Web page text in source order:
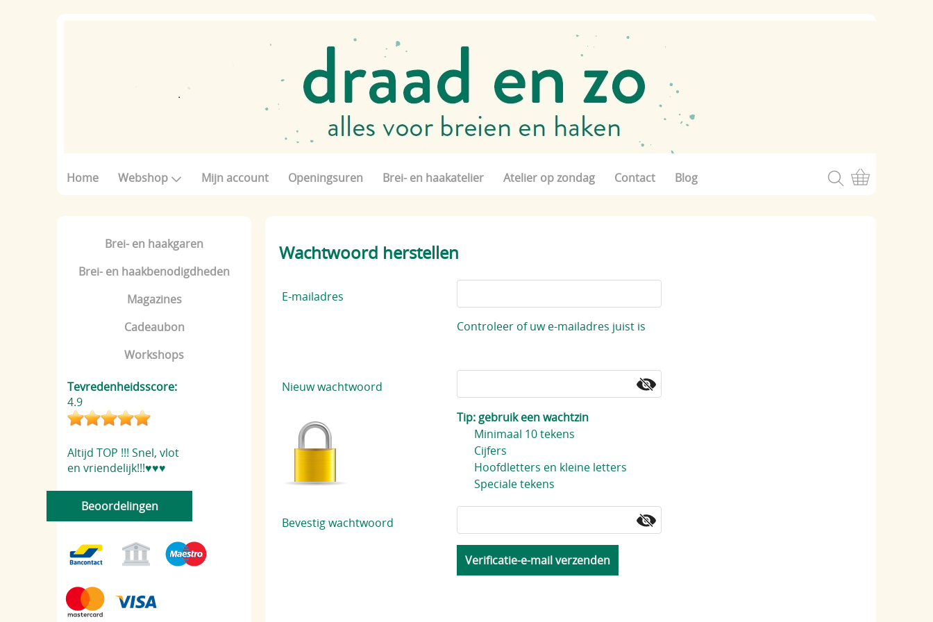
Home Webshop Mijn account Openingsuren Brei- en haakatelier Atelier op zondag Contact Blog
Brei- en haakgaren
Brei- en haakbenodigdheden
Magazines
Cadeaubon
Workshops
Tevredenheidsscore:
4.9
Altijd TOP !!! Snel, vlot
en vriendelijk!!!♥️♥️♥️
Beoordelingen
Wachtwoord herstellen
E-mailadres
Controleer of uw e-mailadres juist is
Nieuw wachtwoord
Tip: gebruik een wachtzin
Minimaal 10 tekens
Cijfers
Hoofdletters en kleine letters
Speciale tekens
Bevestig wachtwoord